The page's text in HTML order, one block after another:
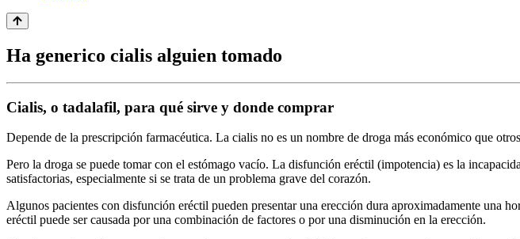
Ha generico cialis alguien tomado
Cialis, o tadalafil, para qué sirve y donde comprar
Depende de la prescripción farmacéutica. La cialis no es un nombre de droga más económico que
Pero la droga se puede tomar con el estómago vacío. La disfunción eréctil (impotencia) es la
satisfactorias, especialmente si se trata de un problema grave del corazón.
Algunos pacientes con disfunción eréctil pueden presentar una erección dura aproximadamente una
eréctil puede ser causada por una combinación de factores o por una disminución en la erección.